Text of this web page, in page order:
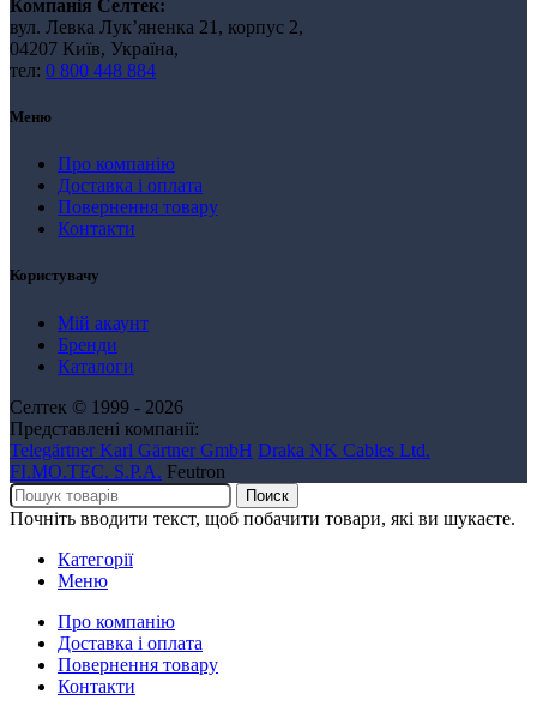
Компанія Селтек:
вул. Левка Лукʼяненка 21, корпус 2,
04207 Київ, Україна,
тел: 0 800 448 884
Меню
Про компанію
Доставка і оплата
Повернення товару
Контакти
Користувачу
Мій акаунт
Бренди
Каталоги
Селтек © 1999 - 2026
Представлені компанії:
Telegärtner Karl Gärtner GmbH Draka NK Cables Ltd.
FI.MO.TEC. S.P.A. Feutron
Поиск
Почніть вводити текст, щоб побачити товари, які ви шукаєте.
Категорії
Меню
Про компанію
Доставка і оплата
Повернення товару
Контакти